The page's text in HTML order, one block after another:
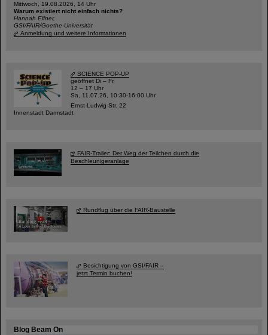
Mittwoch, 19.08.2026, 14 Uhr
Warum existiert nicht einfach nichts?
Hannah Elfner,
GSI/FAIR/Goethe-Universität
Anmeldung und weitere Informationen
SCIENCE POP-UP
geöffnet Di – Fr,
12 – 17 Uhr
Sa, 11.07.26, 10:30-16:00 Uhr
Ernst-Ludwig-Str. 22
Innenstadt Darmstadt
FAIR-Trailer: Der Weg der Teilchen durch die
Beschleunigeranlage
Rundflug über die FAIR-Baustelle
Besichtigung von GSI/FAIR –
jetzt Termin buchen!
Blog Beam On